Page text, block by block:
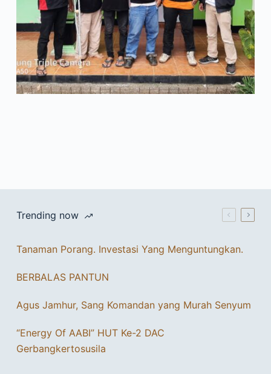
Trending now
Tanaman Porang. Investasi Yang Menguntungkan.
BERBALAS PANTUN
Agus Jamhur, Sang Komandan yang Murah Senyum
“Energy Of AABI” HUT Ke-2 DAC
Gerbangkertosusila